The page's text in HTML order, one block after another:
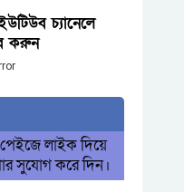
চ্যানেলে
করুন
লাইক দিয়ে
সুযোগ করে দিন।